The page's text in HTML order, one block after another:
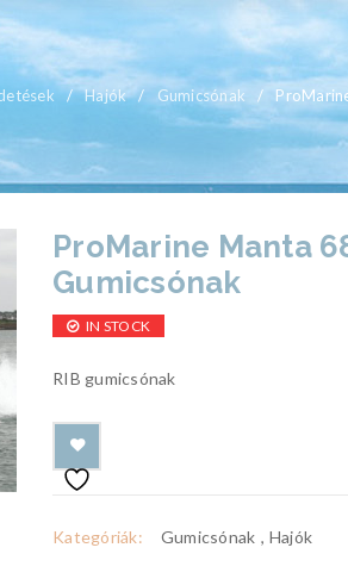
/ Hajók / Gumicsónak /
ProMarine Manta
Gumicsónak
IN STOCK
RIB gumicsónak
Kategóriák: Gumicsónak , Hajók